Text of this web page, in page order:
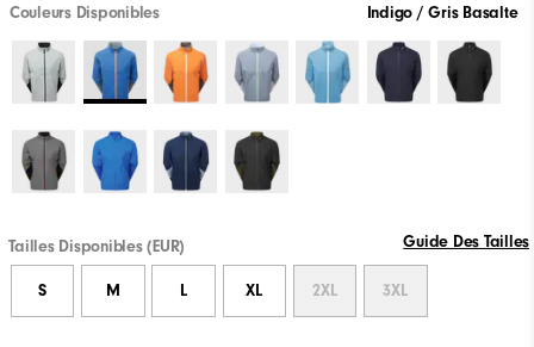
Couleurs Disponibles Indigo / Gris Basalte
Tailles Disponibles (EUR) Guide Des Tailles
S M L XL 2XL 3XL